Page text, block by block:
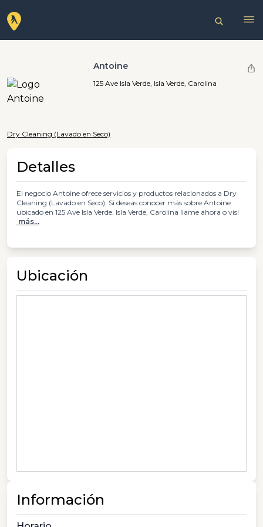
Antoine
125 Ave Isla Verde, Isla Verde, Carolina
Dry Cleaning (Lavado en Seco)
Detalles
El negocio Antoine ofrece servicios y productos relacionados a Dry
Cleaning (Lavado en Seco). Si deseas conocer más sobre Antoine
ubicado en 125 Ave Isla Verde. Isla Verde, Carolina llame ahora o visi
más...
Ubicación
Información